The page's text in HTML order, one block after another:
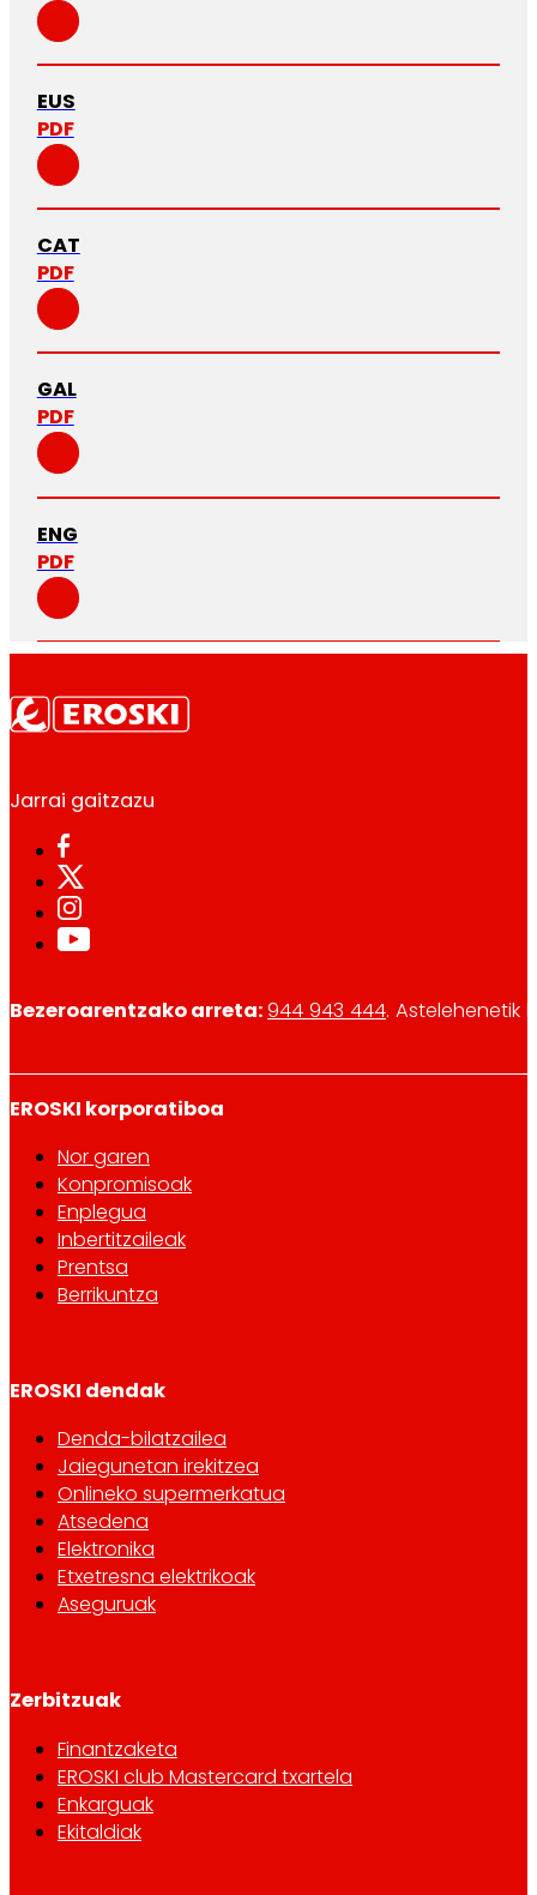
EUS
PDF
CAT
PDF
GAL
PDF
ENG
PDF
Jarrai gaitzazu
Bezeroarentzako arreta:944 943 444. Astelehenetik
EROSKI korporatiboa
Nor garen
Konpromisoak
Enplegua
Inbertitzaileak
Prentsa
Berrikuntza
EROSKI dendak
Denda-bilatzailea
Jaiegunetan irekitzea
Onlineko supermerkatua
Atsedena
Elektronika
Etxetresna elektrikoak
Aseguruak
Zerbitzuak
Finantzaketa
EROSKI club Mastercard txartela
Enkarguak
Ekitaldiak